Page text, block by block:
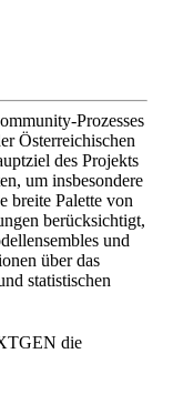
Prozesses
Österreichischen
des Projekts
um insbesondere
breite Palette von
berücksichtigt,
und
über das
statistischen
die